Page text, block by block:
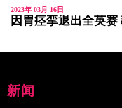
2023年 03月 16日
因胃痉挛退出全英
新闻